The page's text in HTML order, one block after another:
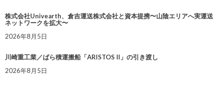
株式会社Univearth、倉吉運送株式会社と資本提携〜山陰エリアへ実運送
ネットワークを拡大〜
2026年8月5日
川崎重工業／ばら積運搬船「ARISTOS II」の引き渡し
2026年8月5日